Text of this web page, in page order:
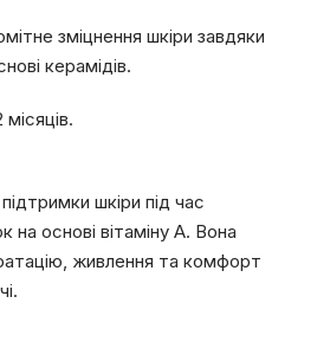
зміцнення шкіри завдяки
керамідів.
шкіри під час
на основі вітаміну А. Вона
живлення та комфорт